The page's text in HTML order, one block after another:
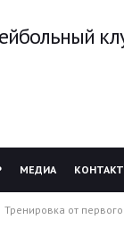
МЕДИА
Тренировка от